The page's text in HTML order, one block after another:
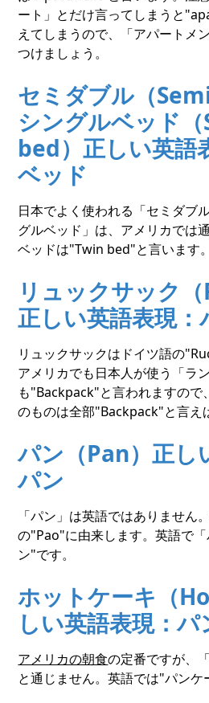
ート」とだけ言ってしまうと
えてしまうので、「アパートメ
つけましょう。
セミダブル（
シングルベッド
bed）正しい英語
ベッド
日本でよく使われる「セミダブ
グルベッド」は、アメリカでは
ベッドは"Twin bed"と言います。
リュックサック（
正しい英語表現：
リュックサックはドイツ語の
アメリカでも日本人が使う「ラ
も"Backpack"と言われますので
のものは全部"Backpack"と言え
パン（Pan）正し
パン
「パン」は英語ではありません
の"Pao"に由来します。英語で
ン"です。
ホットケーキ（
しい英語表現：パ
アメリカの朝食の定番ですが、
と通じません。英語では"パンケ